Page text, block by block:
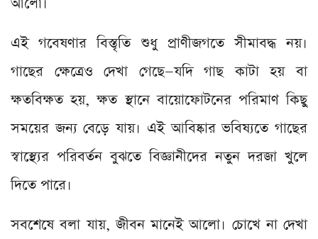
এই গবেষণার বিস্তৃতি শুধু প্রাণীজগতে সীমাবদ্ধ নয়।
গাছের ক্ষেত্রেও দেখা গেছে—যদি গাছ কাটা হয় বা
ক্ষতবিক্ষত হয়, ক্ষত স্থানে বায়োফোটনের পরিমাণ কিছু
সময়ের জন্য বেড়ে যায়। এই আবিষ্কার ভবিষ্যতে গাছের
স্বাস্থ্যের পরিবর্তন বুঝতে বিজ্ঞানীদের নতুন দরজা খুলে
দিতে পারে।
সবশেষে বলা যায়, জীবন মানেই আলো। চোখে না দেখা